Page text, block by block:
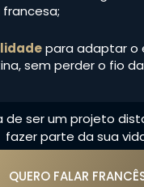
para adaptar o
sem perder o fio
de ser um projeto
fazer parte da sua
QUERO FALAR